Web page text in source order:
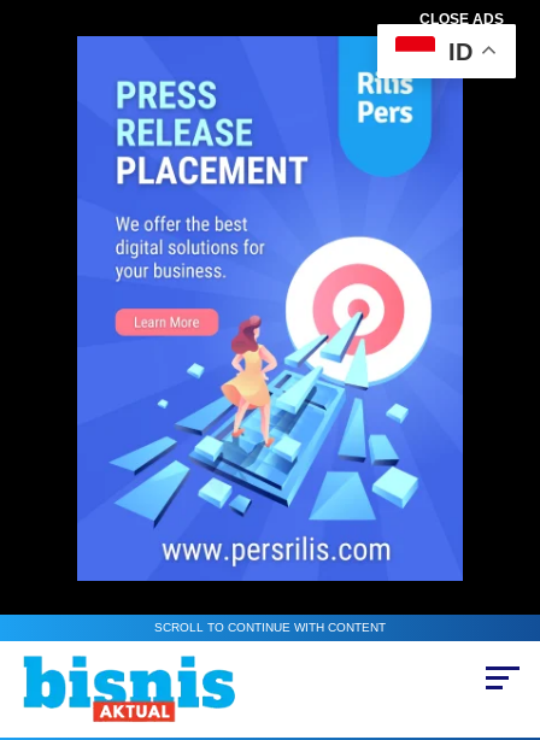
CLOSE ADS
SCROLL TO CONTINUE WITH CONTENT
ID